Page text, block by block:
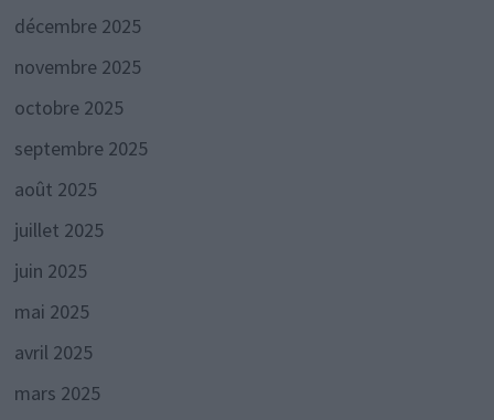
décembre 2025
novembre 2025
octobre 2025
septembre 2025
août 2025
juillet 2025
juin 2025
mai 2025
avril 2025
mars 2025